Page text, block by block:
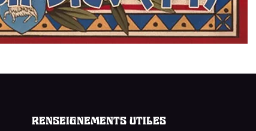
RENSEIGNEMENTS UTILES